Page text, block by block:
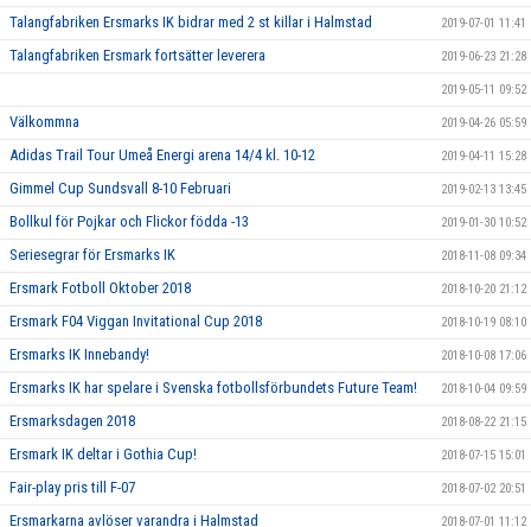
Talangfabriken Ersmarks IK bidrar med 2 st killar i Halmstad 2019-07-01 11:41
Talangfabriken Ersmark fortsätter leverera 2019-06-23 21:28
2019-05-11 09:52
Välkommna 2019-04-26 05:59
Adidas Trail Tour Umeå Energi arena 14/4 kl. 10-12 2019-04-11 15:28
Gimmel Cup Sundsvall 8-10 Februari 2019-02-13 13:45
Bollkul för Pojkar och Flickor födda -13 2019-01-30 10:52
Seriesegrar för Ersmarks IK 2018-11-08 09:34
Ersmark Fotboll Oktober 2018 2018-10-20 21:12
Ersmark F04 Viggan Invitational Cup 2018 2018-10-19 08:10
Ersmarks IK Innebandy! 2018-10-08 17:06
Ersmarks IK har spelare i Svenska fotbollsförbundets Future Team! 2018-10-04 09:59
Ersmarksdagen 2018 2018-08-22 21:15
Ersmark IK deltar i Gothia Cup! 2018-07-15 15:01
Fair-play pris till F-07 2018-07-02 20:51
Ersmarkarna avlöser varandra i Halmstad 2018-07-01 11:12